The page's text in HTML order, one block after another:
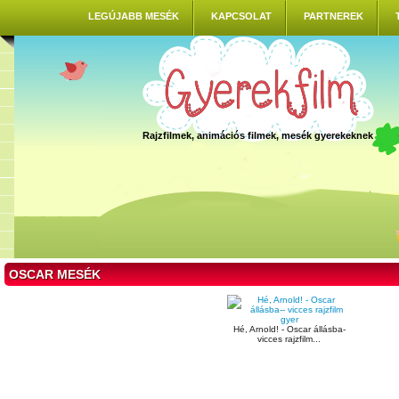
LEGÚJABB MESÉK KAPCSOLAT PARTNEREK
Rajzfilmek, animációs filmek, mesék gyerekeknek
OSCAR MESÉK
Hé, Arnold! - Oscar állásba-
vicces rajzfilm...